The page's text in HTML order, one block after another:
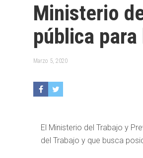
Ministerio
pública
Marzo 5, 2020
El Ministerio del Trabajo y
del Trabajo y que busca